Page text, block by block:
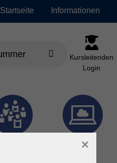
Startseite Informationen
Kursleitenden
Login
Digitales
Lernen
×